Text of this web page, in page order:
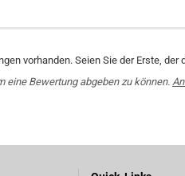
vorhanden. Seien Sie der Erste, der
eine Bewertung abgeben zu können.